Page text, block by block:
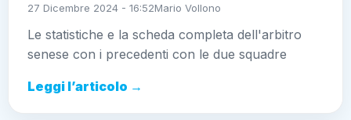
27 Dicembre 2024 - 16:52Mario Vollono
Le statistiche e la scheda completa dell'arbitro
senese con i precedenti con le due squadre
Leggi l’articolo →